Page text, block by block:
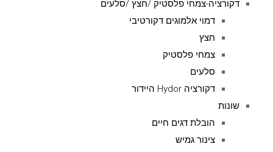
דקורציה-צמחי פלסטיק /חצץ /סלעים
דמוי אלמוגים דקורטיבי
חצץ
צמחי פלסטיק
סלעים
דקורציה Hydor היידור
שונות
הובלת דגים חיים
צינור גמיש